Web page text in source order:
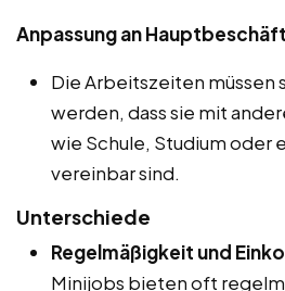
Anpassung an
Die Arbeitszeiten müssen
werden, dass sie mit
wie Schule, Studium oder
vereinbar sind.
Unterschiede
Regelmäßigkeit und
Minijobs bieten oft